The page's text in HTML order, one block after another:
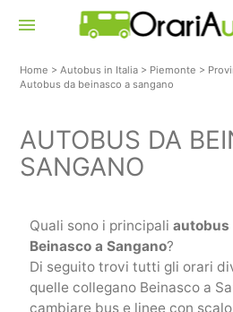
menu
Home >Autobus in Italia > Piemonte >
Autobus da beinasco a sangano
AUTOBUS DA
SANGANO
Quali sono i principali autobus
Beinasco a Sangano?
Di seguito trovi tutti gli orari
quelle collegano Beinasco a
cambiare bus e linee con scalo